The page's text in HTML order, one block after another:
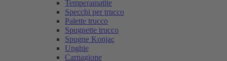
Temperamatite
Specchi per trucco
Palette trucco
Spugnette trucco
Spugne Konjac
Unghie
Carnagione